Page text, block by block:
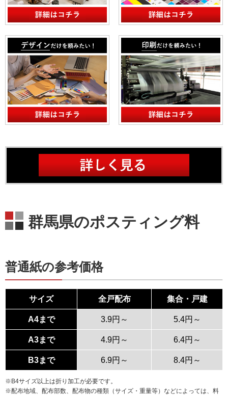
群馬県のポスティング料
普通紙の参考価格
サイズ 全戸配布 集合・戸建
A4まで 3.9円～ 5.4円～
A3まで 4.9円～ 6.4円～
B3まで 6.9円～ 8.4円～
※B4サイズ以上は折り加工が必要です。
※配布地域、配布部数、配布物の種類（サイズ・重量等）などによっては、料